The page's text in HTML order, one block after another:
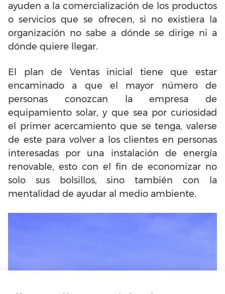
ayuden a la comercialización de los productos
o servicios que se ofrecen, si no existiera la
organización no sabe a dónde se dirige ni a
dónde quiere llegar.
El plan de Ventas inicial tiene que estar
encaminado a que el mayor número de
personas conozcan la empresa de
equipamiento solar, y que sea por curiosidad
el primer acercamiento que se tenga, valerse
de este para volver a los clientes en personas
interesadas por una instalación de energía
renovable, esto con el fin de economizar no
solo sus bolsillos, sino también con la
mentalidad de ayudar al medio ambiente.